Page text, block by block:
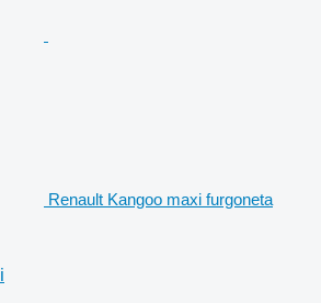
Renault Kangoo maxi furgoneta